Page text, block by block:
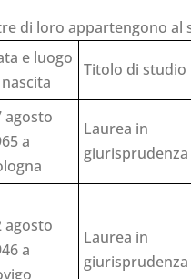
di loro appartengono al
e luogo
Titolo di studio
agosto
a
Laurea in
giurisprudenza
agosto
a
Laurea in
giurisprudenza